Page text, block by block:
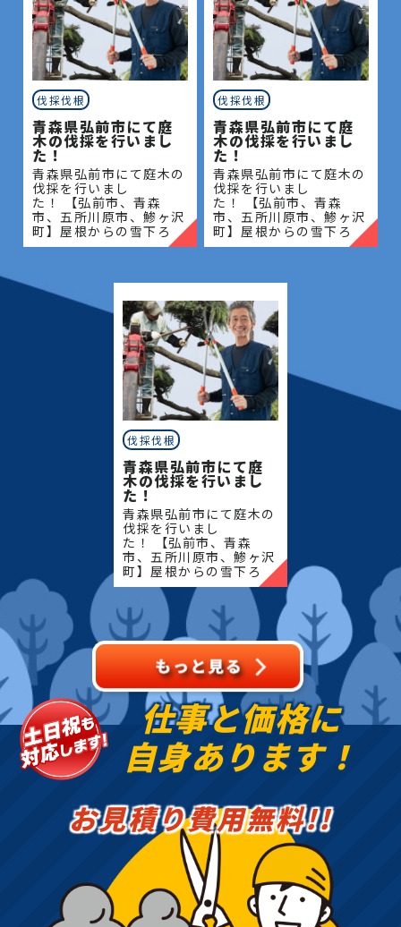
伐採伐根
青森県弘前市にて庭
木の伐採を行いまし
た！
青森県弘前市にて庭木の
伐採を行いまし
た！ 【弘前市、青森
市、五所川原市、鯵ヶ沢
町】屋根からの雪下ろ
し・除雪・排雪などの作
定・草刈りなどのお庭の
こと、造園・
伐採伐根
青森県弘前市にて庭
木の伐採を行いまし
た！
青森県弘前市にて庭木の
伐採を行いまし
た！ 【弘前市、青森
市、五所川原市、鯵ヶ沢
町】屋根からの雪下ろ
し・除雪・排雪などの作
定・草刈りなどのお庭の
こと、造園・
伐採伐根
青森県弘前市にて庭
木の伐採を行いまし
た！
青森県弘前市にて庭木の
伐採を行いまし
た！ 【弘前市、青森
市、五所川原市、鯵ヶ沢
町】屋根からの雪下ろ
し・除雪・排雪などの作
業もお任せください！地
域密着で伐採・抜根・剪
定・草刈りなどのお庭の
こと、造園・
仕事と価格に
自身あります！
お見積り費用無料!!